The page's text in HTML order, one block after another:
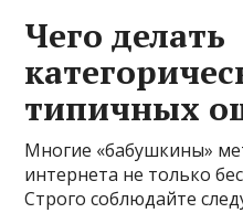
Чего делать
типичных
Многие «бабушкины»
интернета не только
Строго соблюдайте